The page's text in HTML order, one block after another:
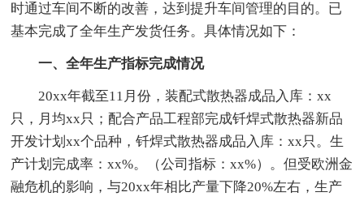
时通过车间不断的改善，达到提升车间管理的目的。已
基本完成了全年生产发货任务。具体情况如下：
一、全年生产指标完成情况
20xx年截至11月份，装配式散热器成品入库：xx
只，月均xx只；配合产品工程部完成钎焊式散热器新品
开发计划xx个品种，钎焊式散热器成品入库：xx只。生
产计划完成率：xx%。（公司指标：xx%）。但受欧洲金
融危机的影响，与20xx年相比产量下降20%左右，生产